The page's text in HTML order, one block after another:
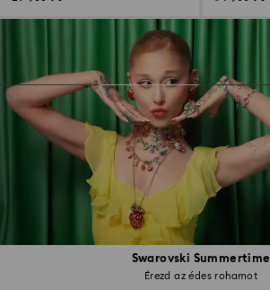
Swarovski Summertime
Érezd az édes rohamot